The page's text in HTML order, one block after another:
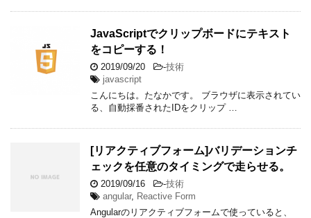
JavaScriptでクリップボードにテキスト
をコピーする！
2019/09/20 -技術
javascript
こんにちは。たなかです。 ブラウザに表示されてい
る、自動採番されたIDをクリップ …
[リアクティブフォーム]バリデーションチ
ェックを任意のタイミングで走らせる。
2019/09/16 -技術
angular, Reactive Form
Angularのリアクティブフォームで使っていると、